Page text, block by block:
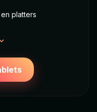
platters